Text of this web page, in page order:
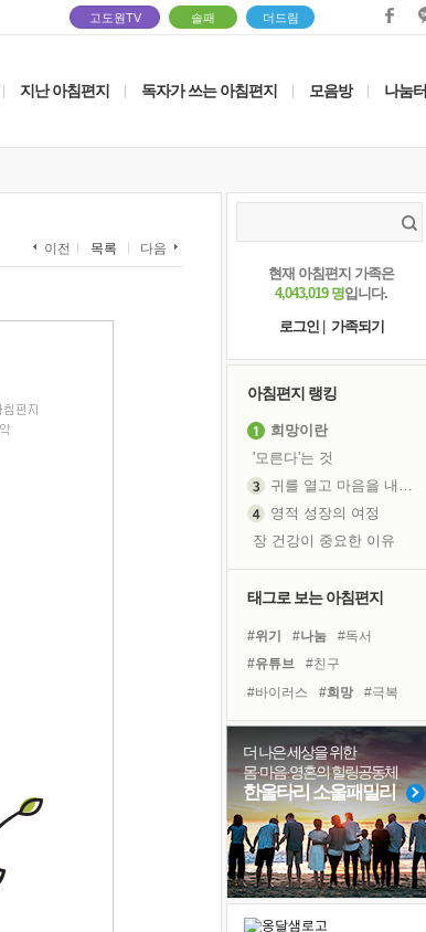
고도원TV 솔패 더드림
지난 아침편지 독자가 쓰는 아침편지 모음방 나눔터
이전 목록 다음
현재 아침편지 가족은
4,043,019 명입니다.
로그인
가족되기
아침편지 랭킹
희망이란
'모른다'는 것
귀를 열고 마음을 내어주고
영적 성장의 여정
장 건강이 중요한 이유
흙이 된 몸으로 출근하는 여자
꿈이 실제가 되는 것
'말 타는 법'을 먼저
졸업식 사진을 보며
극심한 변비, 어깨결림, 수면 장애
아픈 아버지를 위한 공간 설계
슬럼프
보고 싶은 어머니
태그로 보는 아침편지
#위기 #나눔
#독서
#유튜브
#친구
#바이러스
#희망
#극복
#계획
#사람
#건강
#도움
#경험
#면역력
#아이들
#독서캠프
#다짐
#비전캠프
#선택
#삶
#힐링
더 나은 세상을 위한
몸·마음·영혼의 힐링공동체
한울타리 소울패밀리